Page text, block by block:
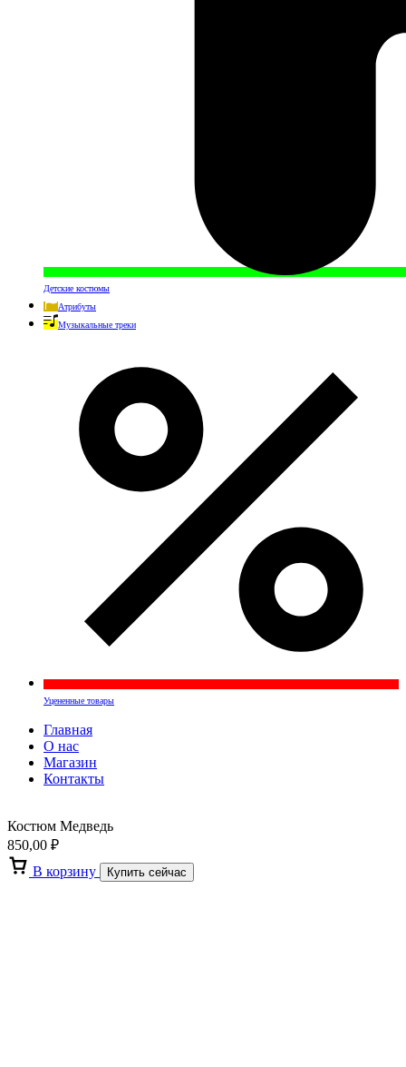
Детские костюмы
Атрибуты
Музыкальные треки
Уцененные товары
Главная
О нас
Магазин
Контакты
Костюм Медведь
850,00 ₽
В корзину
Купить сейчас